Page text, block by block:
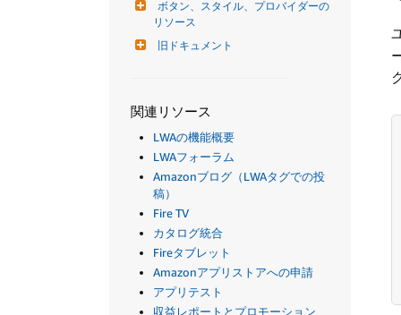
ボタン、スタイル、プロバイダーの
リソース
旧ドキュメント
関連リソース
LWAの機能概要
LWAフォーラム
Amazonブログ（LWAタグでの投
稿）
Fire TV
カタログ統合
Fireタブレット
Amazonアプリストアへの申請
アプリテスト
収益レポートとプロモーション